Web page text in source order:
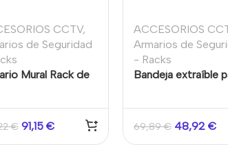
CCTV,
de Seguridad
Mural Rack de
€ 91,15 €
ACCESORIOS
Armarios de
- Racks
Bandeja extraíble
69,89€ 48,92 €